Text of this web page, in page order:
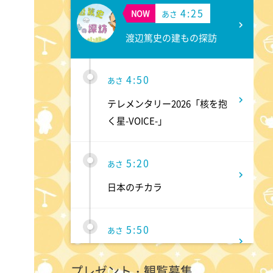
NOW あさ 4:25
渡辺篤史の建もの探訪
あさ 4:50
テレメンタリー2026「核を抱
く星-VOICE-」
あさ 5:20
日本のチカラ
あさ 5:50
ANNニュース